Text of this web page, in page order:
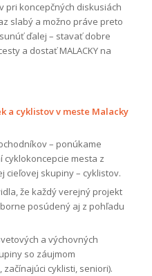
pri koncepčných diskusiách
slabý a možno práve preto
ďalej – stavať dobre
a dostať MALACKY na
a cyklistov v meste Malacky
– ponúkame
mesta z
cieľovej skupiny – cyklistov.
že každý verejný projekt
posúdený aj z pohľadu
a výchovných
so záujmom
cyklisti, seniori).